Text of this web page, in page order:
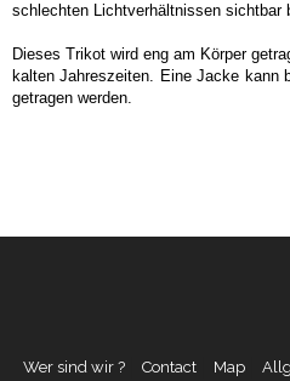
schlechten Lichtverhältnissen sichtbar
Dieses Trikot wird eng am Körper
kalten Jahreszeiten. Eine Jacke kann
getragen werden.
Wer sind wir ? Contact Map